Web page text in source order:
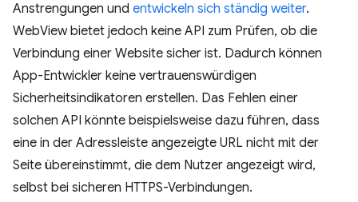
Anstrengungen und entwickeln sich ständig weiter.
WebView bietet jedoch keine API zum Prüfen, ob die
Verbindung einer Website sicher ist. Dadurch können
App-Entwickler keine vertrauenswürdigen
Sicherheitsindikatoren erstellen. Das Fehlen einer
solchen API könnte beispielsweise dazu führen, dass
eine in der Adressleiste angezeigte URL nicht mit der
Seite übereinstimmt, die dem Nutzer angezeigt wird,
selbst bei sicheren HTTPS-Verbindungen.